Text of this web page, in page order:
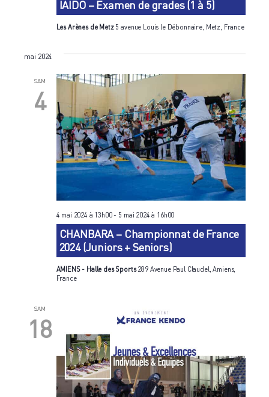
IAIDO – Examen de grades (1 à 5)
Les Arènes de Metz 5 avenue Louis le Débonnaire, Metz, France
mai 2024
SAM
4
CHANBARA – Championnat de France
2024 (Juniors + Seniors)
4 mai 2024 à 13h00- 5 mai 2024 à 16h00
AMIENS - Halle des Sports289 Avenue Paul Claudel, Amiens,
France
SAM
18